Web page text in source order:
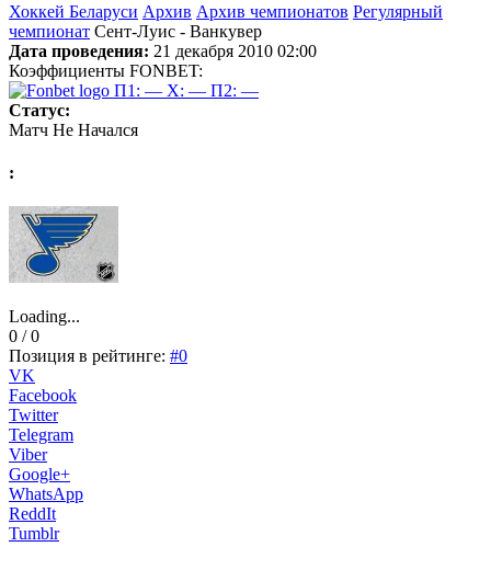
Хоккей Беларуси Архив Архив чемпионатов Регулярный
чемпионат Сент-Луис - Ванкувер
Дата проведения: 21 декабря 2010 02:00
Коэффициенты FONBET:
П1: — X: — П2: —
Статус:
Матч Не Начался
:
Loading...
0 / 0
Позиция в рейтинге: #0
VK
Facebook
Twitter
Telegram
Viber
Google+
WhatsApp
ReddIt
Tumblr